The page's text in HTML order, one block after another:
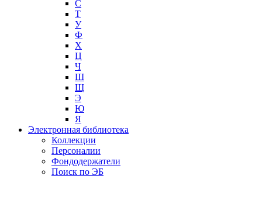
С
Т
У
Ф
Х
Ц
Ч
Ш
Щ
Э
Ю
Я
Электронная библиотека
Коллекции
Персоналии
Фондодержатели
Поиск по ЭБ